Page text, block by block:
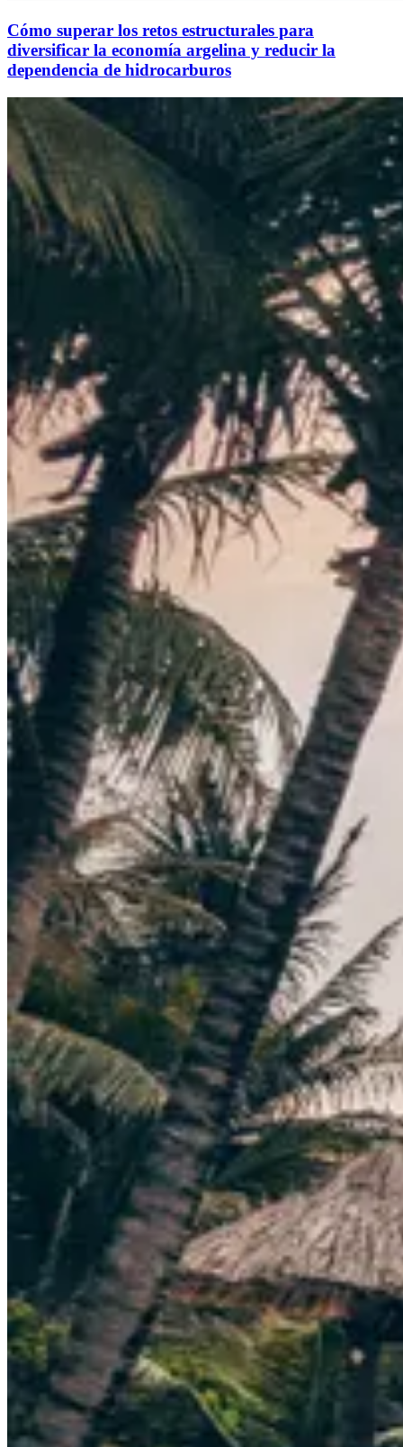
Cómo superar los retos estructurales para
diversificar la economía argelina y reducir la
dependencia de hidrocarburos